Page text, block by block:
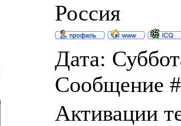
Россия
Дата:
Сообщение
Активации